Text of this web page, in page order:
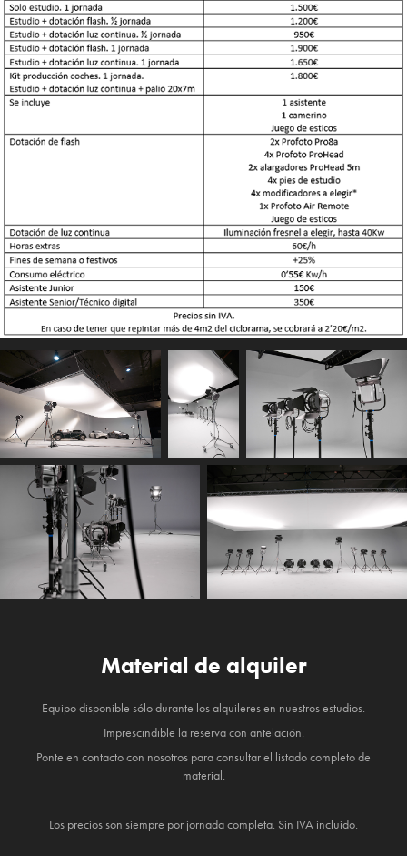
Material de alquiler
Equipo disponible sólo durante los alquileres en nuestros estudios.
Imprescindible la reserva con antelación.
Ponte en contacto con nosotros para consultar el listado completo de
material.
Los precios son siempre por jornada completa. Sin IVA incluido.